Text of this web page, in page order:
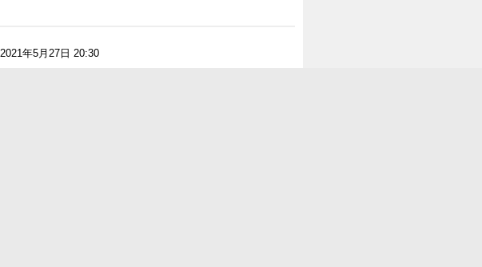
2021年5月27日 20:30